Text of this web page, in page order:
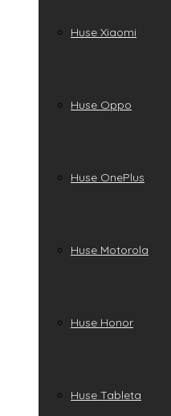
Huse Xiaomi
Huse Oppo
Huse OnePlus
Huse Motorola
Huse Honor
Huse Tableta